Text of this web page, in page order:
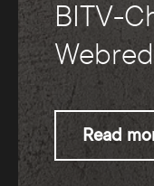
BITV-
Read